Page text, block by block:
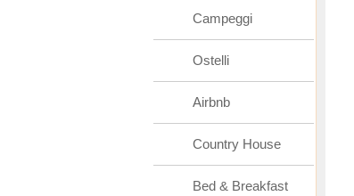
Campeggi
Ostelli
Airbnb
Country House
Bed & Breakfast